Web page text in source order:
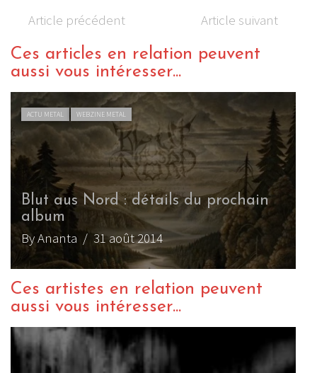
Article précédent Article suivant
Ces articles en relation peuvent
aussi vous intéresser...
ACTU METAL WEBZINE METAL
Blut aus Nord : détails du prochain
album
By Ananta / 31 août 2014
Ces artistes en relation peuvent
aussi vous intéresser...